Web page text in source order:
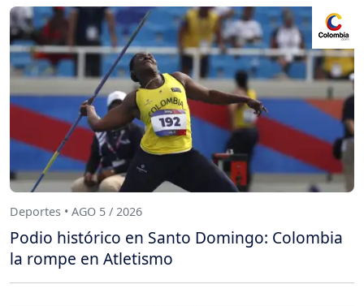
Deportes • AGO 5 / 2026
Podio histórico en Santo Domingo: Colombia
la rompe en Atletismo